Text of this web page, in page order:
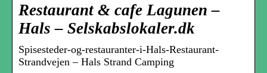
Restaurant & cafe Lagunen –
Hals – Selskabslokaler.dk
Spisesteder-og-restauranter-i-Hals-Restaurant-
Strandvejen – Hals Strand Camping